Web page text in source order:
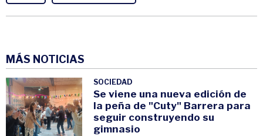
MÁS NOTICIAS
SOCIEDAD
Se viene una nueva edición de
la peña de "Cuty" Barrera para
seguir construyendo su
gimnasio